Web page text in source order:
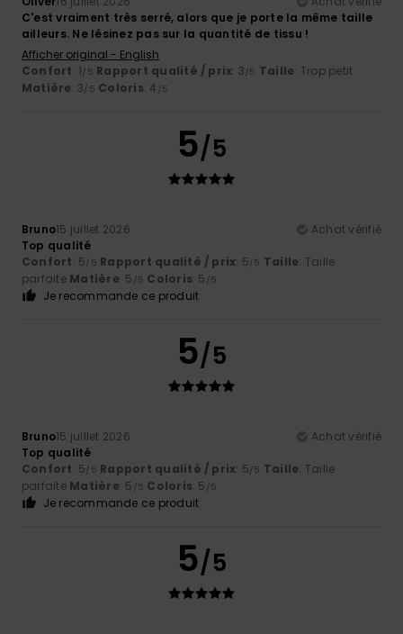
C'est vraiment très serré, alors que je porte la même taille
ailleurs. Ne lésinez pas sur la quantité de tissu !
Afficher original - English
Confort: 1/5 Rapport qualité / prix: 3/5 Taille: Trop petit
Matière: 3/5 Coloris: 4 /5
5/5
Bruno15 juillet 2026
Achat vérifié
Top qualité
Confort: 5/5 Rapport qualité / prix: 5/5 Taille: Taille
parfaite Matière: 5 /5 Coloris: 5 /5
Je recommande ce produit
5/5
Bruno15 juillet 2026
Achat vérifié
Top qualité
Confort: 5/5 Rapport qualité / prix: 5/5 Taille: Taille
parfaite Matière: 5 /5 Coloris: 5 /5
Je recommande ce produit
5/5